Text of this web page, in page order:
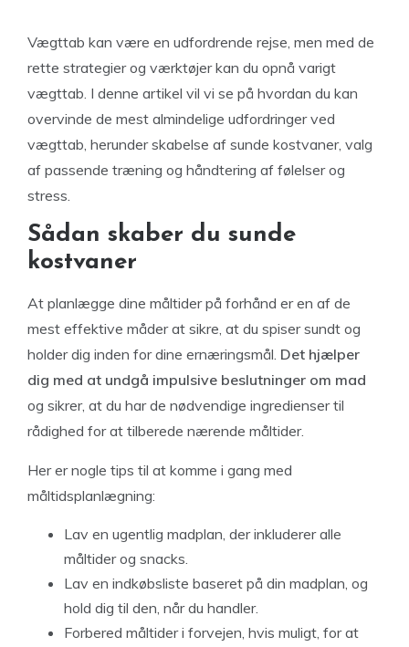
Vægttab kan være en udfordrende rejse, men med de
rette strategier og værktøjer kan du opnå varigt
vægttab. I denne artikel vil vi se på hvordan du kan
overvinde de mest almindelige udfordringer ved
vægttab, herunder skabelse af sunde kostvaner, valg
af passende træning og håndtering af følelser og
stress.
Sådan skaber du sunde
kostvaner
At planlægge dine måltider på forhånd er en af de
mest effektive måder at sikre, at du spiser sundt og
holder dig inden for dine ernæringsmål. Det hjælper
dig med at undgå impulsive beslutninger om mad
og sikrer, at du har de nødvendige ingredienser til
rådighed for at tilberede nærende måltider.
Her er nogle tips til at komme i gang med
måltidsplanlægning:
Lav en ugentlig madplan, der inkluderer alle
måltider og snacks.
Lav en indkøbsliste baseret på din madplan, og
hold dig til den, når du handler.
Forbered måltider i forvejen, hvis muligt, for at